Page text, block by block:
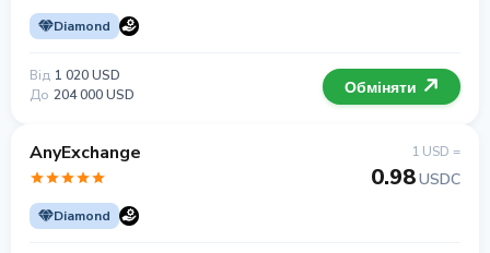
Diamond
Від 1 020 USD
До 204 000 USD Обміняти
AnyExchange
Diamond
1 USD =
0.98USDC